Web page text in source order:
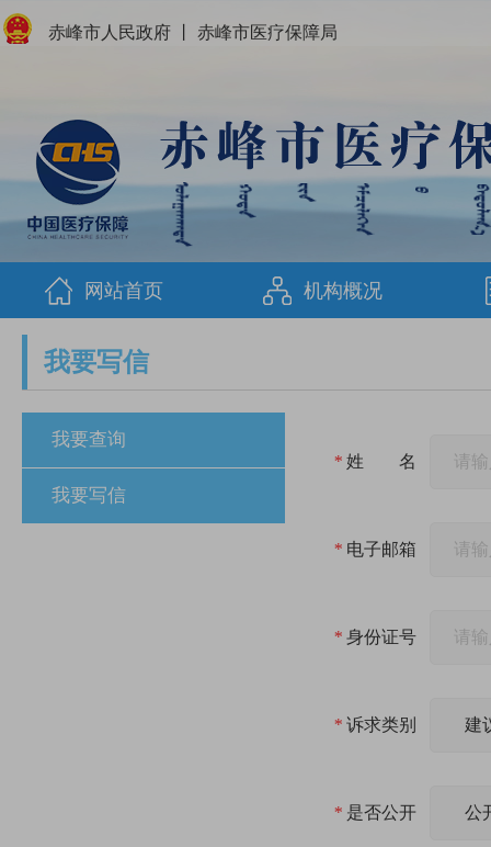
赤峰市人民政府 赤峰市医疗保障局
网站首页 机构概况
我要写信
我要查询
我要写信
* 姓 名
* 电子邮箱
* 身份证号
* 诉求类别
* 是否公开